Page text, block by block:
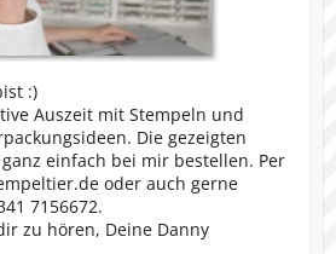
:)
Auszeit mit Stempeln und
Die gezeigten
einfach bei mir bestellen. Per
oder auch gerne
7156672.
zu hören, Deine Danny